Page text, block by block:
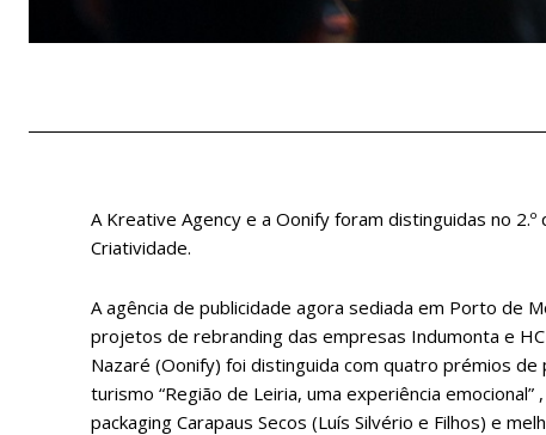
A Kreative Agency e a Oonify foram distinguidas no
Criatividade.
A agência de publicidade agora sediada em Porto de
projetos de rebranding das empresas Indumonta e
Nazaré (Oonify) foi distinguida com quatro prémios
turismo “Região de Leiria, uma experiência
packaging Carapaus Secos (Luís Silvério e Filhos) e